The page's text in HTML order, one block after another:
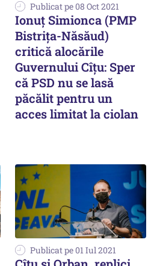
Publicat pe 08 Oct 2021
Ionuț Simionca (PMP
Bistrița-Năsăud)
critică alocările
Guvernului Cîțu: Sper
că PSD nu se lasă
păcălit pentru un
acces limitat la ciolan
Publicat pe 01 Iul 2021